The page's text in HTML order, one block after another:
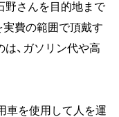
野さんを目的地まで
実費の範囲で頂戴す
、ガソリン代や高
車を使用して人を運